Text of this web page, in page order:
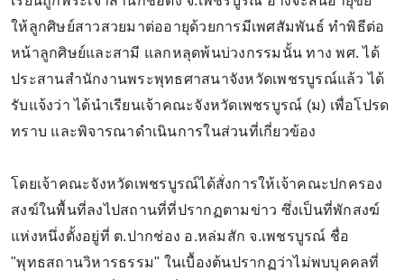
ให้ลูกศิษย์สาวสวยมาต่ออายุด้วยการมีเพศสัมพันธ์ ทำพิธีต่อ
หน้าลูกศิษย์และสามี แลกหลุดพ้นบ่วงกรรมนั้น ทาง พศ. ได้
ประสานสำนักงานพระพุทธศาสนาจังหวัดเพชรบูรณ์แล้ว ได้
รับแจ้งว่า ได้นำเรียนเจ้าคณะจังหวัดเพชรบูรณ์ (ม) เพื่อโปรด
ทราบ และพิจารณาดำเนินการในส่วนที่เกี่ยวข้อง
โดยเจ้าคณะจังหวัดเพชรบูรณ์ได้สั่งการให้เจ้าคณะปกครอง
สงฆ์ในพื้นที่ลงไปสถานที่ที่ปรากฏตามข่าว ซึ่งเป็นที่พักสงฆ์
แห่งหนึ่งตั้งอยู่ที่ ต.ปากช่อง อ.หล่มสัก จ.เพชรบูรณ์ ชื่อ
"พุทธสถานวิหารธรรม" ในเบื้องต้นปรากฏว่าไม่พบบุคคลที่